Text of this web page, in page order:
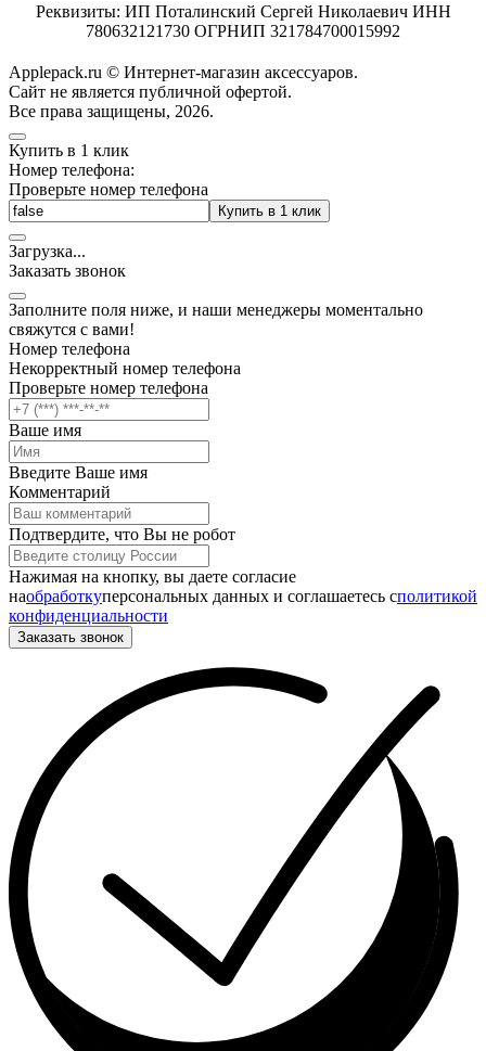
Реквизиты: ИП Поталинский Сергей Николаевич ИНН
780632121730 ОГРНИП 321784700015992
Applepack.ru © Интернет-магазин аксессуаров.
Cайт не является публичной офертой.
Все права защищены, 2026.
Купить в 1 клик
Номер телефона:
Проверьте номер телефона
Купить в 1 клик
Загрузка...
Заказать звонок
Заполните поля ниже, и наши менеджеры моментально
свяжутся с вами!
Номер телефона
Некорректный номер телефона
Проверьте номер телефона
Ваше имя
Введите Ваше имя
Комментарий
Подтвердите, что Вы не робот
Нажимая на кнопку, вы даете согласие
наобработкуперсональных данных и соглашаетесь cполитикой
конфиденциальности
Заказать звонок